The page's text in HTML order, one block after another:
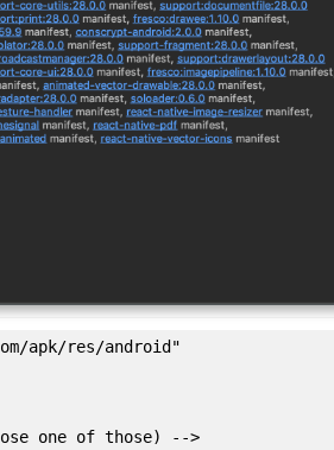
apk/res/android"
one of those) -->